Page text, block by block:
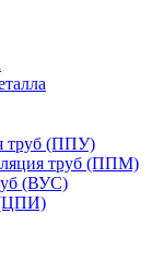
труб (ППУ)
труб (ППМ)
(ВУС)
(ЦПИ)